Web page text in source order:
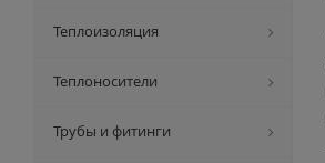
Теплоизоляция
Теплоносители
Трубы и фитинги